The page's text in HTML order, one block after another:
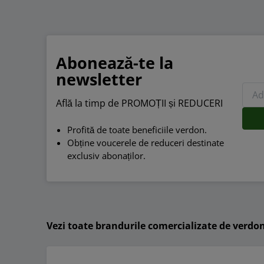
Abonează-te la
newsletter
Află la timp de PROMOȚII și REDUCERI
Profită de toate beneficiile verdon.
Obține voucerele de reduceri destinate
exclusiv abonaților.
Vezi toate brandurile comercializate de